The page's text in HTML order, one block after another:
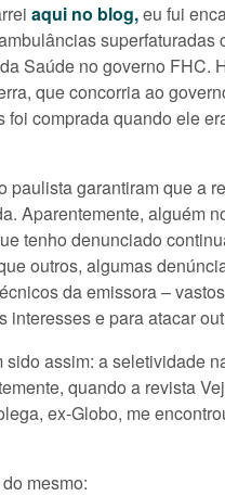
aqui no blog,eu fui
superfaturadas
Saúde no governo FHC.
que concorria ao
foi comprada quando ele
paulista garantiram que a
Aparentemente, alguém
tenho denunciado
outros, algumas
da emissora –
interesses e para atacar
assim: a seletividade
quando a revista
ex-Globo, me
mesmo: